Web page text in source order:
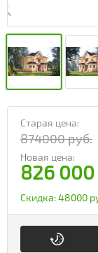
Старая цена:
874000 руб.
Новая цена:
826 000
Скидка:48000